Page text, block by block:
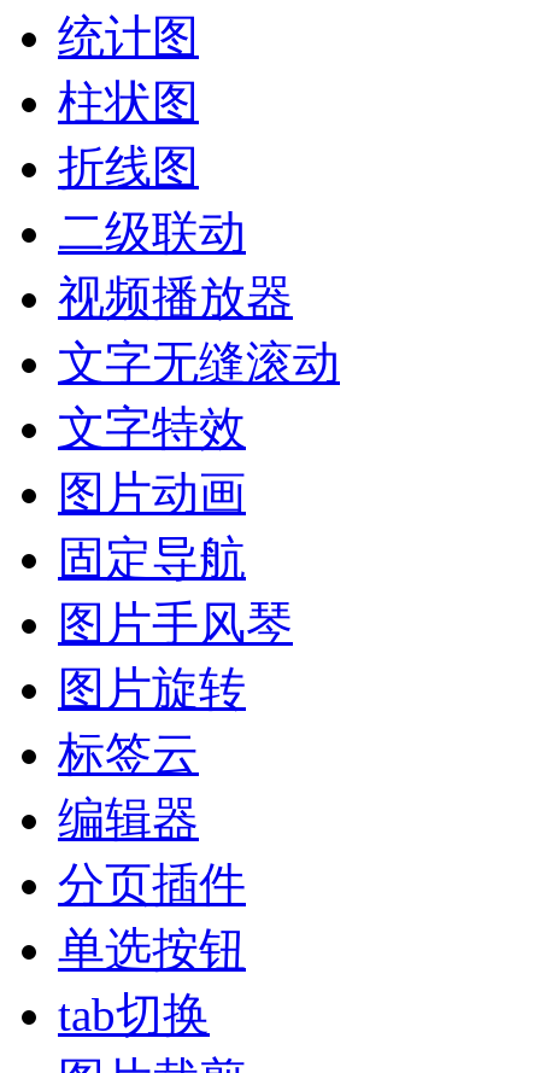
统计图
柱状图
折线图
二级联动
视频播放器
文字无缝滚动
文字特效
图片动画
固定导航
图片手风琴
图片旋转
标签云
编辑器
分页插件
单选按钮
tab切换